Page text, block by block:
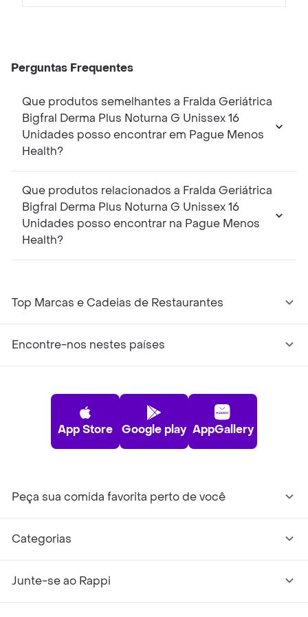
Perguntas Frequentes
Que produtos semelhantes a Fralda Geriátrica
Bigfral Derma Plus Noturna G Unissex 16
Unidades posso encontrar em Pague Menos
Health?
Que produtos relacionados a Fralda Geriátrica
Bigfral Derma Plus Noturna G Unissex 16
Unidades posso encontrar na Pague Menos
Health?
Top Marcas e Cadeias de Restaurantes
Encontre-nos nestes países
App Store Google play AppGallery
Peça sua comida favorita perto de você
Categorias
Junte-se ao Rappi